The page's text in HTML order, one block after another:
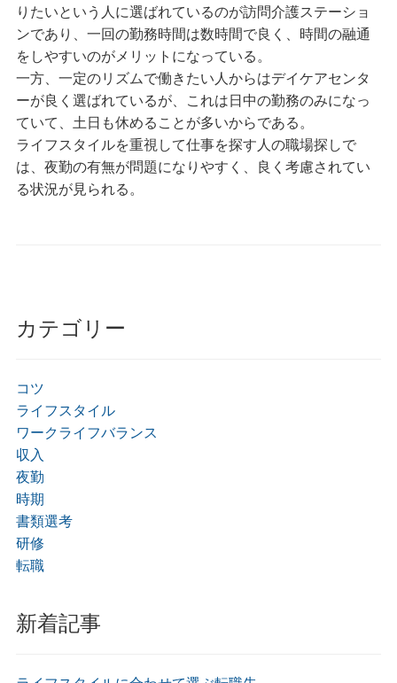
カテゴリー
コツ
ライフスタイル
ワークライフバランス
収入
夜勤
時期
書類選考
研修
転職
新着記事
りたいという人に選ばれているのが訪問介護ステーショ
ンであり、一回の勤務時間は数時間で良く、時間の融通
をしやすいのがメリットになっている。
一方、一定のリズムで働きたい人からはデイケアセンタ
ーが良く選ばれているが、これは日中の勤務のみになっ
ていて、土日も休めることが多いからである。
ライフスタイルを重視して仕事を探す人の職場探しで
は、夜勤の有無が問題になりやすく、良く考慮されてい
る状況が見られる。